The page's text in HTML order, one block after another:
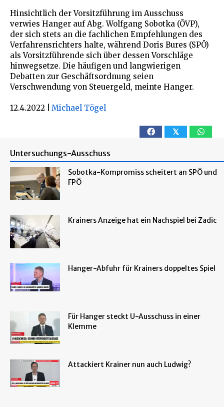
Hinsichtlich der Vorsitzführung im Ausschuss
verwies Hanger auf Abg. Wolfgang Sobotka (ÖVP),
der sich stets an die fachlichen Empfehlungen des
Verfahrensrichters halte, während Doris Bures (SPÖ)
als Vorsitzführende sich über dessen Vorschläge
hinwegsetze. Die häufigen und langwierigen
Debatten zur Geschäftsordnung seien
Verschwendung von Steuergeld, meinte Hanger.
12.4.2022 Michael Tögel
𝕏
Untersuchungs-Ausschuss
Sobotka-Kompromiss scheitert an SPÖ und
FPÖ
Krainers Anzeige hat ein Nachspiel bei Zadic
Hanger-Abfuhr für Krainers doppeltes Spiel
Für Hanger steckt U-Ausschuss in einer
Klemme
Attackiert Krainer nun auch Ludwig?